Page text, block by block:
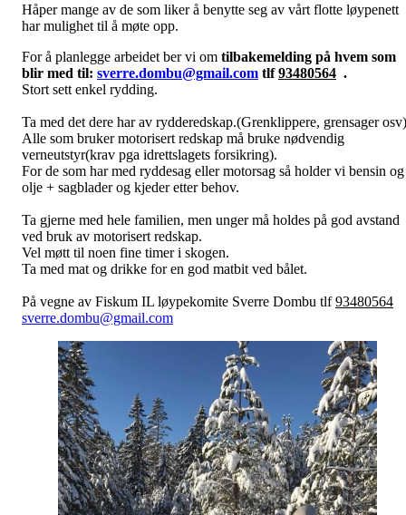
Håper mange av de som liker å benytte seg av vårt flotte løypenett
har mulighet til å møte opp.
For å planlegge arbeidet ber vi om tilbakemelding på hvem som
blir med til: sverre.dombu@gmail.com tlf93480564 .
Stort sett enkel rydding.
Ta med det dere har av rydderedskap.(Grenklippere, grensager
Alle som bruker motorisert redskap må bruke nødvendig
verneutstyr(krav pga idrettslagets forsikring).
For de som har med ryddesag eller motorsag så holder vi bensin og
olje + sagblader og kjeder etter behov.
Ta gjerne med hele familien, men unger må holdes på god avstand
ved bruk av motorisert redskap.
Vel møtt til noen fine timer i skogen.
Ta med mat og drikke for en god matbit ved bålet.
På vegne av Fiskum IL løypekomite Sverre Dombu tlf93480564
sverre.dombu@gmail.com